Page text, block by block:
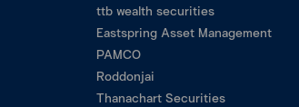
ttb wealth securities
Eastspring Asset Management
PAMCO
Roddonjai
Thanachart Securities